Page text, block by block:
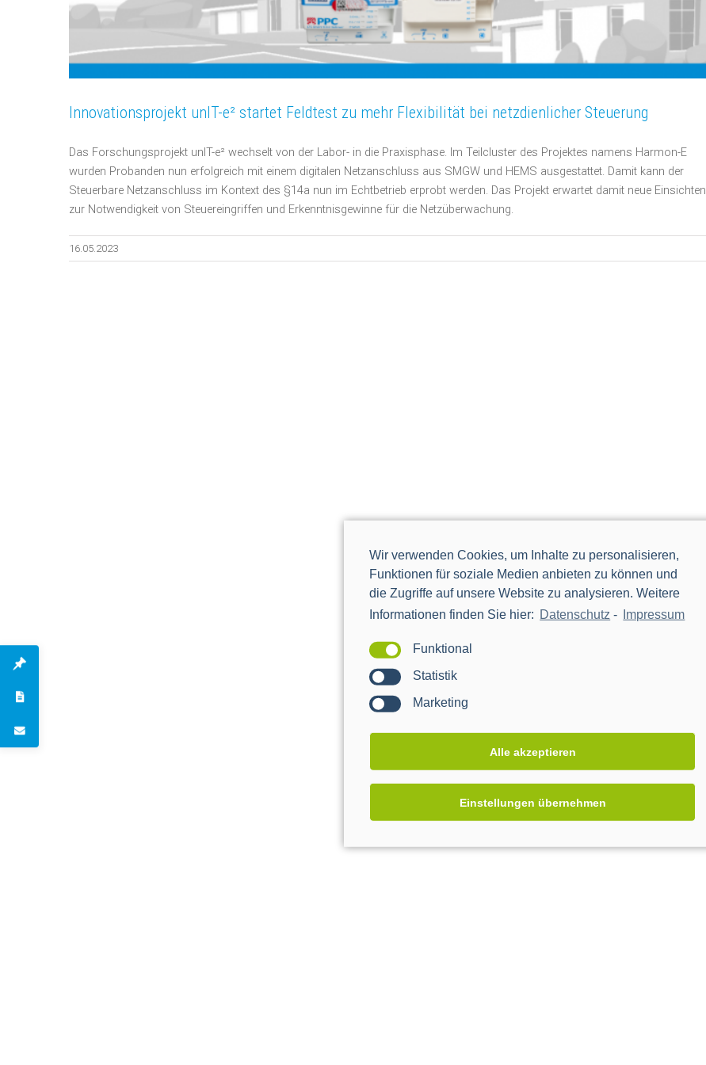
Wir verwenden Cookies, um Inhalte zu personalisieren,
Funktionen für soziale Medien anbieten zu können und
die Zugriffe auf unsere Website zu analysieren. Weitere
Informationen finden Sie hier: Datenschutz - Impressum
Funktional
Statistik
Marketing
Alle akzeptieren
Einstellungen übernehmen
Innovationsprojekt unIT-e² startet Feldtest zu mehr Flexibilität bei netzdienlicher Steuerung
Das Forschungsprojekt unIT-e² wechselt von der Labor- in die Praxisphase. Im Teilcluster des Projektes namens Harmon-E
wurden Probanden nun erfolgreich mit einem digitalen Netzanschluss aus SMGW und HEMS ausgestattet. Damit kann der
Steuerbare Netzanschluss im Kontext des §14a nun im Echtbetrieb erprobt werden. Das Projekt erwartet damit neue Einsichten
zur Notwendigkeit von Steuereingriffen und Erkenntnisgewinne für die Netzüberwachung.
16.05.2023